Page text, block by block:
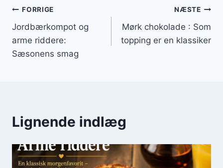
Indlægsnavigation
FORRIGE
Jordbærkompot og
arme riddere:
Sæsonens smag
NÆSTE
Mørk chokolade : Som
topping er en klassiker
Lignende indlæg